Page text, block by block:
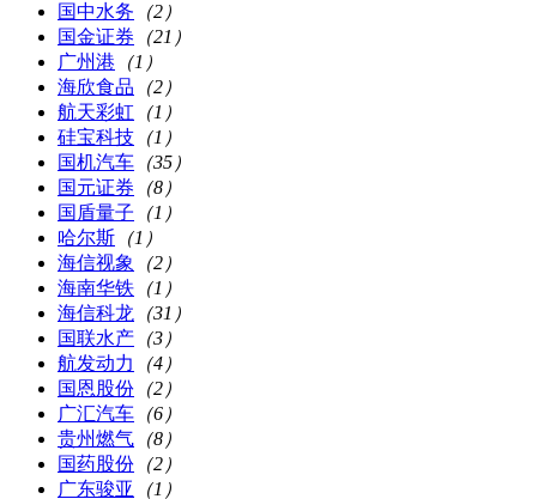
国中水务 （2）
国金证券 （21）
广州港 （1）
海欣食品 （2）
航天彩虹 （1）
硅宝科技 （1）
国机汽车 （35）
国元证券 （8）
国盾量子 （1）
哈尔斯 （1）
海信视象
（2）
海南华铁 （1）
海信科龙 （31）
国联水产 （3）
航发动力
（4）
国恩股份 （2）
广汇汽车 （6）
贵州燃气 （8）
国药股份 （2）
广东骏亚
（1）